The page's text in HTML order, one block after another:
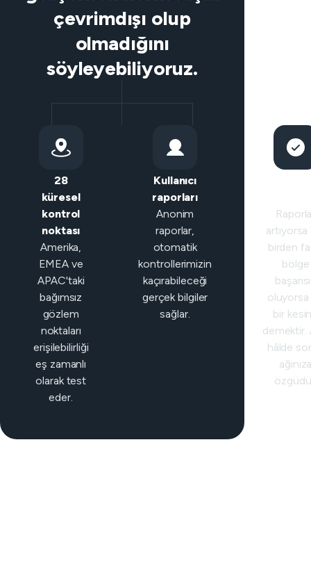
çevrimdışı olup
olmadığını
söyleyebiliyoruz.
28
küresel
kontrol
noktası
Amerika,
EMEA ve
APAC'taki
bağımsız
gözlem
noktaları
erişilebilirliği
eş zamanlı
olarak test
eder.
Kullanıcı
raporları
Anonim
raporlar,
otomatik
kontrollerimizin
kaçırabileceği
gerçek bilgiler
sağlar.
birden
bölge
bir
demektir.
hâlde